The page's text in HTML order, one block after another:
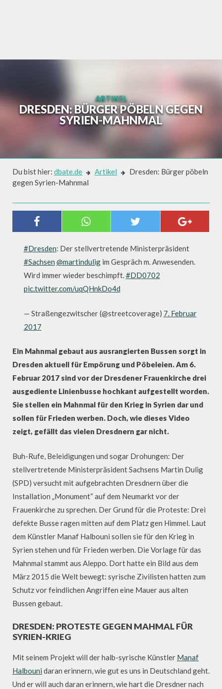
ARTIKEL
DRESDEN: BÜRGER PÖBELN GEGEN
SYRIEN-MAHNMAL
Du bist hier: dbate.de Artikel
Dresden: Bürger pöbeln
gegen Syrien-Mahnmal
DRESDEN: BÜRGER PÖBELN GEGEN
SYRIEN-MAHNMAL
#Dresden: Der stellvertretende Ministerpräsident
#Sachsen @martinduligim Gespräch m. Anwesenden.
Wird immer wieder beschimpft.#DD0702
pic.twitter.com/uqQHnkDo4d
— Straßengezwitscher (@streetcoverage) 7. Februar
2017
Ein Mahnmal gebaut aus ausrangierten Bussen sorgt in
Dresden aktuell für Empörung und Pöbeleien. Am 6.
Februar 2017 sind vor der Dresdener Frauenkirche drei
ausgediente Linienbusse hochkant aufgestellt worden.
Sie stellen ein Mahnmal für den Krieg in Syrien dar und
sollen für Frieden werben. Doch, wie dieses Video
zeigt, gefällt das vielen Dresdnern gar nicht.
Buh-Rufe, Beleidigungen und sogar Drohungen: Der
stellvertretende Ministerpräsident Sachsens Martin Dulig
(SPD) versucht mit aufgebrachten Dresdnern über die
Installation „Monument“ auf dem Neumarkt vor der
Frauenkirche zu sprechen. Der Grund für die Proteste: Drei
defekte Busse ragen mitten auf dem Platz gen Himmel. Laut
dem Künstler Manaf Halbouni sollen sie für den Krieg in
Syrien stehen und für Frieden werben. Die Vorlage für das
Mahnmal stammt aus Aleppo. Dort hatte ein Bild aus dem
März 2015 die Welt bewegt: syrische Zivilisten hatten zum
Schutz vor feindlichen Angriffen eine Mauer aus alten
Bussen gebaut.
DRESDEN: PROTESTE GEGEN MAHMAL FÜR
SYRIEN-KRIEG
Mit seinem Projekt will der halb-syrische Künstler Manaf
Halbouni daran erinnern, wie gut es uns in Deutschland geht.
Und er will auch daran erinnern, wie hart die Dresdner nach